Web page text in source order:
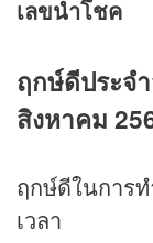
เลขนำโชค
ฤกษ์ดีประจ
สิงหาคม
ฤกษ์ดีในการ
เวลา